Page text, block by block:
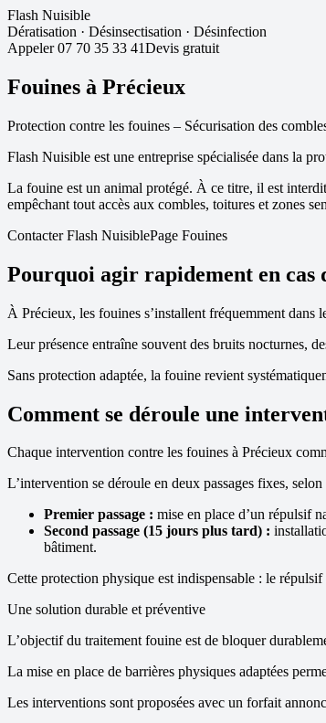
Flash Nuisible
Dératisation · Désinsectisation · Désinfection
Appeler 07 70 35 33 41Devis gratuit
Fouines à Précieux
Protection contre les fouines – Sécurisation des
Flash Nuisible est une entreprise spécialisée dans la
La fouine est un animal protégé. À ce titre, il est
empêchant tout accès aux combles, toitures et zones
Contacter Flash NuisiblePage Fouines
Pourquoi agir rapidement en cas
À Précieux, les fouines s’installent fréquemment dans
Leur présence entraîne souvent des bruits nocturnes,
Sans protection adaptée, la fouine revient
Comment se déroule une
Chaque intervention contre les fouines à Précieux
L’intervention se déroule en deux passages fixes,
Premier passage : mise en place d’un répulsif
Second passage (15 jours plus tard) :
bâtiment.
Cette protection physique est indispensable : le
Une solution durable et préventive
L’objectif du traitement fouine est de bloquer
La mise en place de barrières physiques adaptées
Les interventions sont proposées avec un forfait